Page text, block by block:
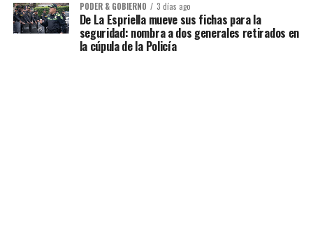
PODER & GOBIERNO 3 días ago
De La Espriella mueve sus fichas para la
seguridad: nombra a dos generales retirados en
la cúpula de la Policía